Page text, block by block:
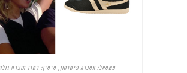
משמאל: אמנדה פיטרסון, מימין: רטרו תוצרת